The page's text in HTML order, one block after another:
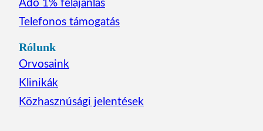
Adó 1% felajánlás
Telefonos támogatás
Rólunk
Orvosaink
Klinikák
Közhasznúsági jelentések